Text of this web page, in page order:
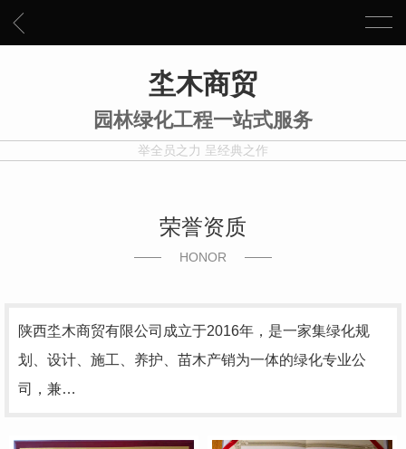
坔木商贸
园林绿化工程一站式服务
举全员之力 呈经典之作
荣誉资质
HONOR
陕西坔木商贸有限公司成立于2016年，是一家集绿化规
划、设计、施工、养护、苗木产销为一体的绿化专业公
司，兼…